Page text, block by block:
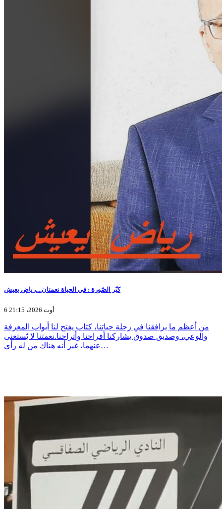
كبّر الصّورة : في الحياة نعمتان....رياض يعيش
6 أوت 2026، 21:15
من أعظم ما يرافقنا في رحلة حياتنا، كتاب يفتح لنا أبواب المعرفة
والوعي، وصديق صدوق يشاركنا أفراحنا وأتراحنا.نعمتنا لا يٌستغنى
عنهما، غير أنه هناك من له رأي…